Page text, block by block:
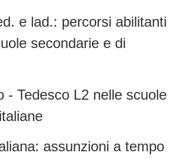
e lad.: percorsi abilitanti
secondarie e di
- Tedesco L2 nelle scuole
assunzioni a tempo